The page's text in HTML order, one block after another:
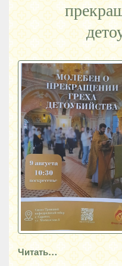
Читать…